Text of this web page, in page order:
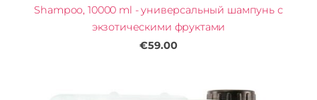
Shampoo, 10000 ml - универсальный шампунь с
экзотическими фруктами
€59.00